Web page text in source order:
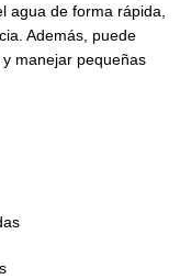
agua de forma rápida,
Además, puede
manejar pequeñas